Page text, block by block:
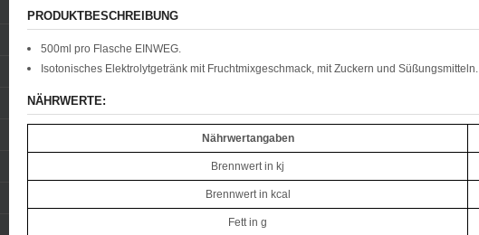
PRODUKTBESCHREIBUNG
500ml pro Flasche EINWEG.
Isotonisches Elektrolytgetränk mit Fruchtmixgeschmack, mit Zuckern und Süßungsmitteln.
NÄHRWERTE:
Nährwertangaben
Brennwert in kj
Brennwert in kcal
Fett in g